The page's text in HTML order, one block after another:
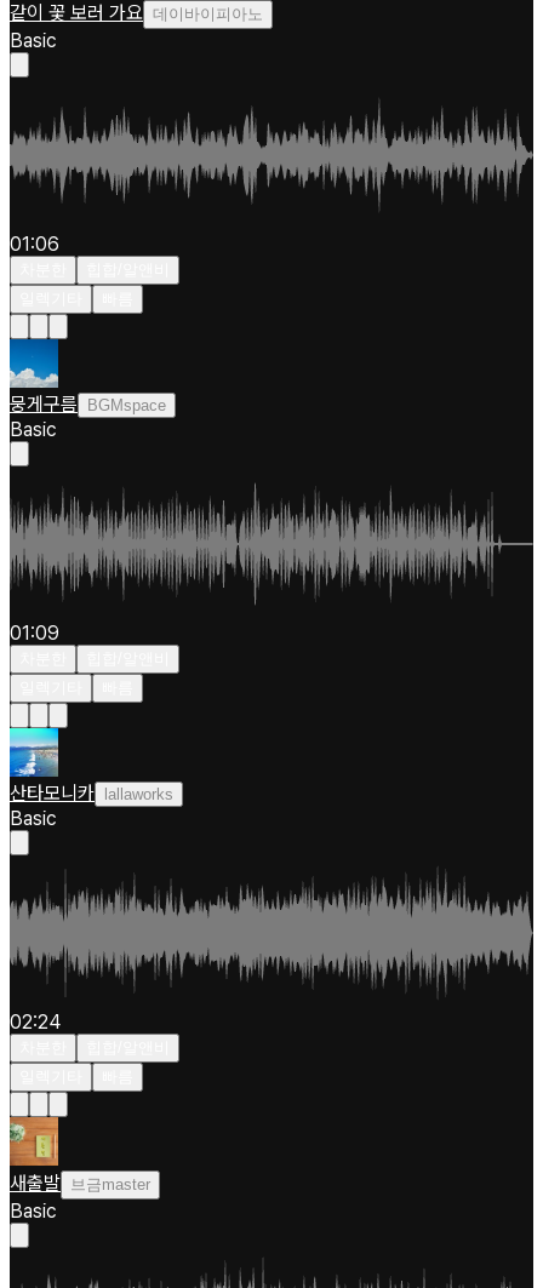
같이 꽃 보러 가요 데이바이피아노
Basic
01:06
뭉게구름 BGMspace
Basic
01:09
산타모니카 lallaworks
Basic
02:24
새출발 브금master
Basic